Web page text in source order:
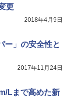
更
2018年4月9日
ー」の安全性と
2017年11月24日
Lまで高めた新